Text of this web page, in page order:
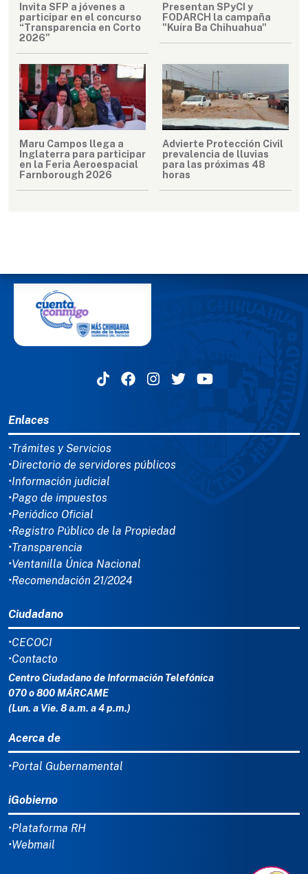
Invita SFP a jóvenes a
participar en el concurso
“Transparencia en Corto
2026”
Presentan SPyCI y
FODARCH la campaña
"Kuíra Ba Chihuahua"
Maru Campos llega a
Inglaterra para participar
en la Feria Aeroespacial
Farnborough 2026
Advierte Protección Civil
prevalencia de lluvias
para las próximas 48
horas
Enlaces
•Trámites y Servicios
•Directorio de servidores públicos
•Información judicial
•Pago de impuestos
•Periódico Oficial
•Registro Público de la Propiedad
•Transparencia
•Ventanilla Única Nacional
•Recomendación 21/2024
Ciudadano
•CECOCI
•Contacto
Centro Ciudadano de Información Telefónica
070 o 800 MÁRCAME
(Lun. a Vie. 8 a.m. a 4 p.m.)
Acerca de
•Portal Gubernamental
iGobierno
•Plataforma RH
•Webmail